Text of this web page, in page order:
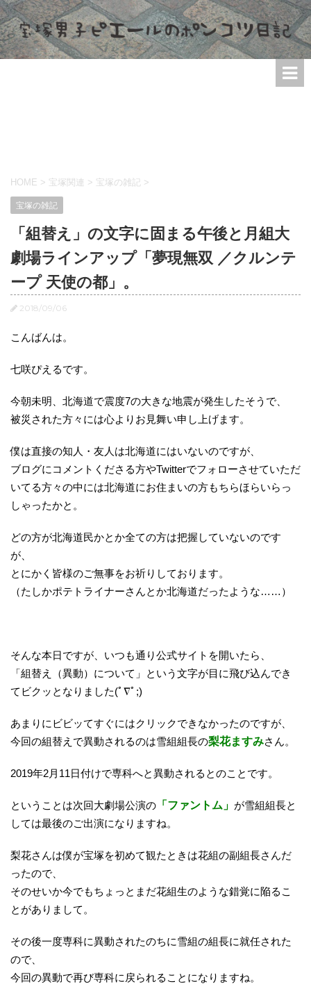
HOME > 宝塚関連 > 宝塚の雑記 >
宝塚の雑記
「組替え」の文字に固まる午後と月組大
劇場ラインアップ「夢現無双 ／クルンテ
ープ 天使の都」。
2018/09/06
こんばんは。
七咲ぴえるです。
今朝未明、北海道で震度7の大きな地震が発生したそうで、
被災された方々には心よりお見舞い申し上げます。
僕は直接の知人・友人は北海道にはいないのですが、
ブログにコメントくださる方やTwitterでフォローさせていただ
いてる方々の中には北海道にお住まいの方もちらほらいらっ
しゃったかと。
どの方が北海道民かとか全ての方は把握していないのです
が、
とにかく皆様のご無事をお祈りしております。
（たしかポテトライナーさんとか北海道だったような……）
そんな本日ですが、いつも通り公式サイトを開いたら、
「組替え（異動）について」という文字が目に飛び込んでき
てビクッとなりました(ﾟ∇ﾟ;)
あまりにビビッてすぐにはクリックできなかったのですが、
今回の組替えで異動されるのは雪組組長の梨花ますみさん。
2019年2月11日付けで専科へと異動されるとのことです。
ということは次回大劇場公演の 「ファントム」 が雪組組長と
しては最後のご出演になりますね。
梨花さんは僕が宝塚を初めて観たときは花組の副組長さんだ
ったので、
そのせいか今でもちょっとまだ花組生のような錯覚に陥るこ
とがありまして。
その後一度専科に異動されたのちに雪組の組長に就任された
ので、
今回の異動で再び専科に戻られることになりますね。